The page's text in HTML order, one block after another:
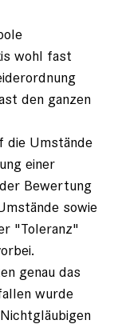
wohl fast
den ganzen
die Umstände
einer
Bewertung
sowie
"Toleranz"
genau das
wurde